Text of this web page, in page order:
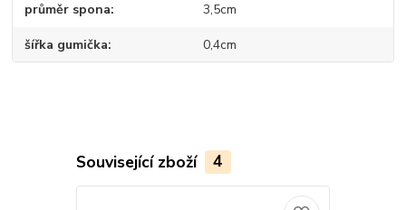
průměr spona 3,5cm
šířka gumička 0,4cm
Související zboží 4